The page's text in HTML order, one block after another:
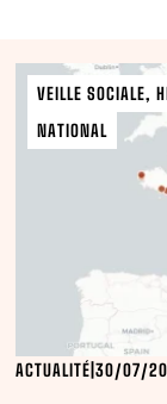
VEILLE SOCIALE,
NATIONAL
ACTUALITÉ 30/07/